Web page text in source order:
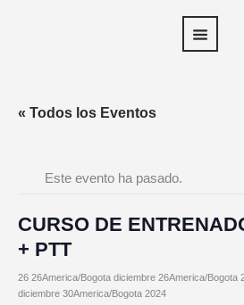
« Todos los Eventos
Este evento ha pasado.
CURSO DE
+ PTT
26 26America/Bogota diciembre 26America/Bogota
diciembre 30America/Bogota 2024